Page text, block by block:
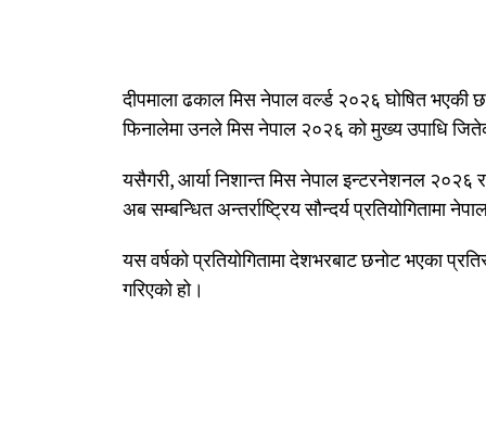
दीपमाला ढकाल मिस नेपाल वर्ल्ड २०२६ घोषित
फिनालेमा उनले मिस नेपाल २०२६ को मुख्य उपाधि
यसैगरी, आर्या निशान्त मिस नेपाल इन्टरनेशनल
अब सम्बन्धित अन्तर्राष्ट्रिय सौन्दर्य प्रतियोगितामा
यस वर्षको प्रतियोगितामा देशभरबाट छनोट भएका
गरिएको हो।